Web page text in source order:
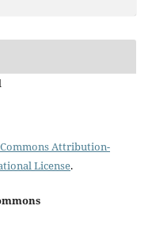
Attribution-
License.